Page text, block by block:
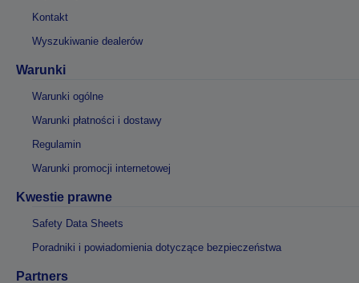
Kontakt
Wyszukiwanie dealerów
Warunki
Warunki ogólne
Warunki płatności i dostawy
Regulamin
Warunki promocji internetowej
Kwestie prawne
Safety Data Sheets
Poradniki i powiadomienia dotyczące bezpieczeństwa
Partners